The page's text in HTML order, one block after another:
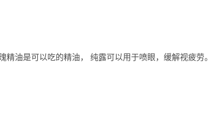
油是可以吃的精油， 纯露可以用于喷眼，缓解视疲劳。